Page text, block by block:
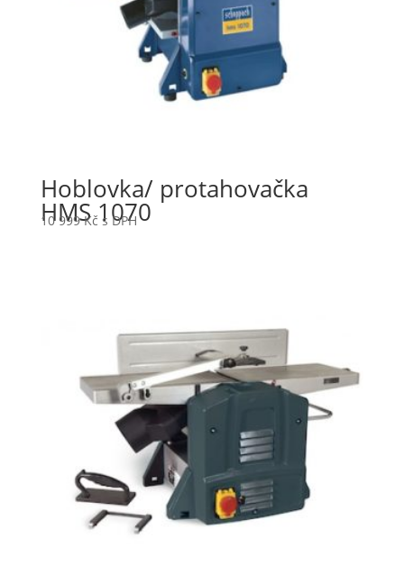
Hoblovka/ protahovačka
HMS 1070
10 999Kč s DPH